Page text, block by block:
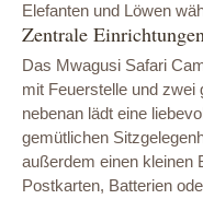
Elefanten und Löwen
Zentrale
Das Mwagusi Safari
mit Feuerstelle und
nebenan lädt eine
gemütlichen
außerdem einen kleinen
Postkarten, Batterien